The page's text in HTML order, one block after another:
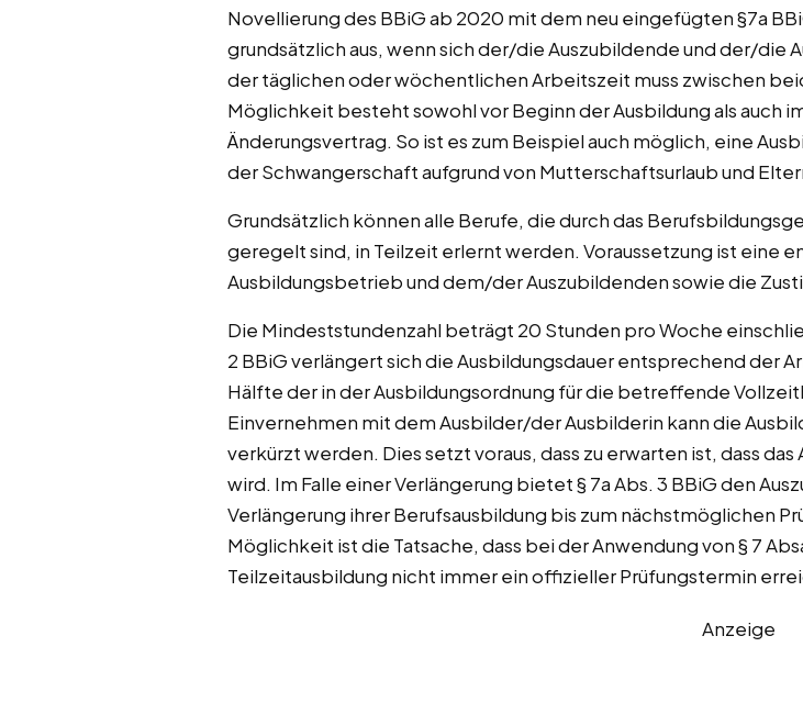
Novellierung des BBiG ab 2020 mit dem neu eingefügten §7a
grundsätzlich aus, wenn sich der/die Auszubildende und der/die
der täglichen oder wöchentlichen Arbeitszeit muss zwischen
Möglichkeit besteht sowohl vor Beginn der Ausbildung als auch
Änderungsvertrag. So ist es zum Beispiel auch möglich, eine
der Schwangerschaft aufgrund von Mutterschaftsurlaub und
Grundsätzlich können alle Berufe, die durch das
geregelt sind, in Teilzeit erlernt werden. Voraussetzung ist eine
Ausbildungsbetrieb und dem/der Auszubildenden sowie die
Die Mindeststundenzahl beträgt 20 Stunden pro Woche
2 BBiG verlängert sich die Ausbildungsdauer entsprechend der
Hälfte der in der Ausbildungsordnung für die betreffende
Einvernehmen mit dem Ausbilder/der Ausbilderin kann die
verkürzt werden. Dies setzt voraus, dass zu erwarten ist, dass
wird. Im Falle einer Verlängerung bietet § 7a Abs. 3 BBiG den
Verlängerung ihrer Berufsausbildung bis zum nächstmöglichen
Möglichkeit ist die Tatsache, dass bei der Anwendung von § 7
Teilzeitausbildung nicht immer ein offizieller Prüfungstermin
Anzeige